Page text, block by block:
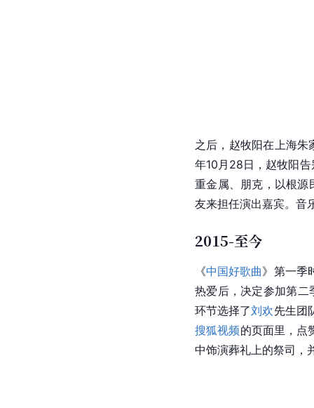
之后，赵牧阳在上海
年10月28日，赵牧阳
重金属、朋克，以根
友来担任演出嘉宾。音
2015-至今
《中国好歌曲》第一季
热爱后，决定参加第
环节选择了刘欢先生团
搜狐视频的页面里，点
中饰演葬礼上的祭司，